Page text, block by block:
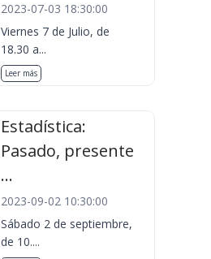
2023-07-03 18:30:00
Viernes 7 de Julio, de
18.30 a...
Leer más
Estadística:
Pasado, presente
...
2023-09-02 10:30:00
Sábado 2 de septiembre,
de 10....